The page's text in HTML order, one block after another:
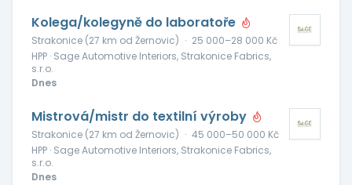
Kolega/kolegyně do laboratoře
Strakonice (27 km od Žernovic) · 25 000–28 000 Kč
HPP · Sage Automotive Interiors, Strakonice Fabrics,
s.r.o.
Dnes
Mistrová/mistr do textilní výroby
Strakonice (27 km od Žernovic) · 45 000–50 000 Kč
HPP · Sage Automotive Interiors, Strakonice Fabrics,
s.r.o.
Dnes